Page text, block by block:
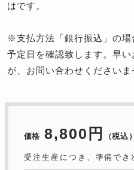
はです。
※支払方法「銀行振込」の
予定日を確認致します。早
が、お問い合わせくださいま
価格 8,800円 （税込）
受注生産につき、準備でき